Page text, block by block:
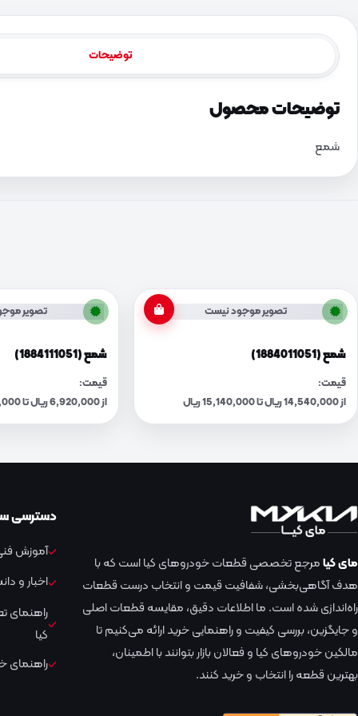
توضیحات
توضیحات محصول
شمع
تصویر موجود نیست
شمع (1884011051)
قیمت:
از 14,540,000 ریال تا 15,140,000 ریال
تصویر
شمع (1884111051)
قیمت:
از 6,920,000 ریال تا 7,210,000 ریال
مای کیامرجع تخصصی قطعات خودروهای کیا است که با
هدف آگاهی‌بخشی، شفافیت قیمت و انتخاب درست قطعات
راه‌اندازی شده است. ما اطلاعات دقیق، مقایسه قطعات اصلی
و جایگزین، بررسی کیفیت و راهنمایی خرید ارائه می‌کنیم تا
مالکین خودروهای کیا و فعالان بازار بتوانند با اطمینان،
بهترین قطعه را انتخاب و خرید کنند.
دسترسی
آموزش
اخبار و
راهنمای
کیا
راهنمای